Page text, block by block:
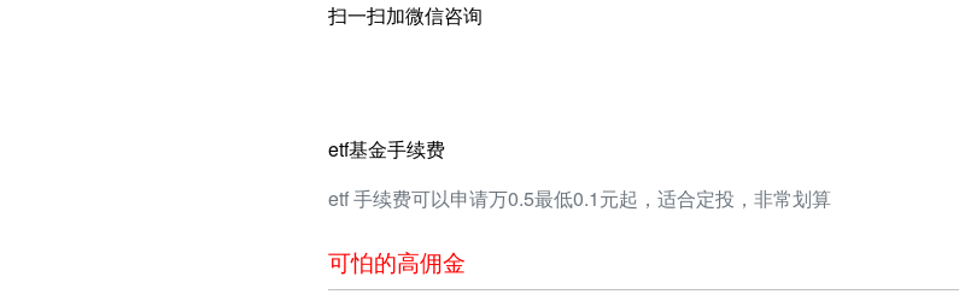
扫一扫加微信咨询
etf基金手续费
etf 手续费可以申请万0.5最低0.1元起，适合定投，非常划算
可怕的高佣金